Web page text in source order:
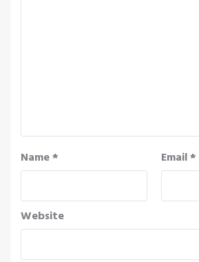
Name* Email*
Website